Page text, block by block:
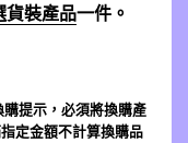
貨裝產品一件。
購提示，必須將換購產
定金額不計算換購品